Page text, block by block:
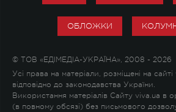
ОБЛОЖКИ
© ТОВ «ЕДІМЕДІА-УКРАЇНА», 2008 - 2026
Усі права на матеріали, розміщені на
відповідно до законодавства України.
Використання матеріалів Сайту viva.ua в
(в повному обсязі) без письмового